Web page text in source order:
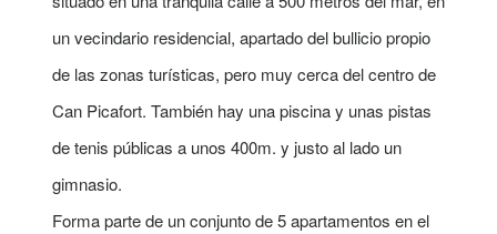
un vecindario residencial, apartado del bullicio propio
de las zonas turísticas, pero muy cerca del centro de
Can Picafort. También hay una piscina y unas pistas
de tenis públicas a unos 400m. y justo al lado un
gimnasio.
Forma parte de un conjunto de 5 apartamentos en el